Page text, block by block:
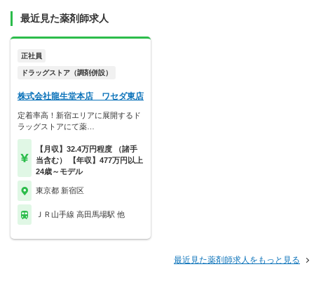
最近見た薬剤師求人
正社員
ドラッグストア（調剤併設）
株式会社龍生堂本店 ワセダ東店
定着率高！新宿エリアに展開するド
ラッグストアにて薬…
【月収】32.4万円程度 （諸手
当含む） 【年収】477万円以上
24歳～モデル
東京都 新宿区
ＪＲ山手線 高田馬場駅 他
最近見た薬剤師求人をもっと見る